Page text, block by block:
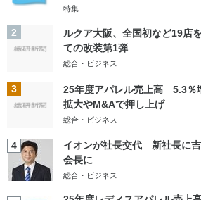
特集
2
ルクア大阪、全国初など19店
ての改装第1弾
総合・ビジネス
3
25年度アパレル売上高 5.3
拡大やM&Aで押し上げ
総合・ビジネス
4
イオンが社長交代 新社長に
会長に
総合・ビジネス